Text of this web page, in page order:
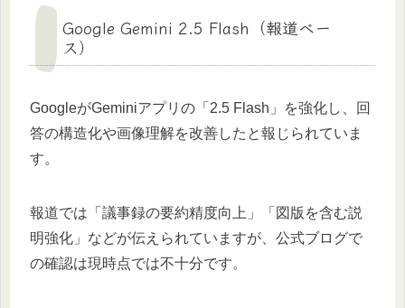
Google Gemini 2.5 Flash（報道ベー
ス）
GoogleがGeminiアプリの「2.5 Flash」を強化し、回
答の構造化や画像理解を改善したと報じられていま
す。
報道では「議事録の要約精度向上」「図版を含む説
明強化」などが伝えられていますが、公式ブログで
の確認は現時点では不十分です。